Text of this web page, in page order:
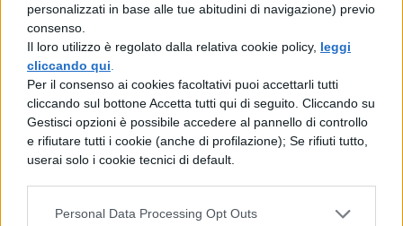
personalizzati in base alle tue abitudini di navigazione) previo
consenso.
Il loro utilizzo è regolato dalla relativa cookie policy, leggi
cliccando qui
Per il consenso ai cookies facoltativi puoi accettarli tutti
cliccando sul bottone Accetta tutti qui di seguito. Cliccando su
Gestisci opzioni è possibile accedere al pannello di controllo
e rifiutare tutti i cookie (anche di profilazione); Se rifiuti tutto,
userai solo i cookie tecnici di default.
Personal Data Processing Opt Outs
Portafogli
Cinte
Pantofole
Souvenir